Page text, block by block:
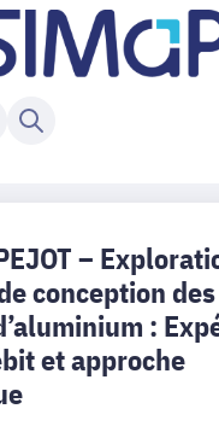
–
conception des
:
et approche